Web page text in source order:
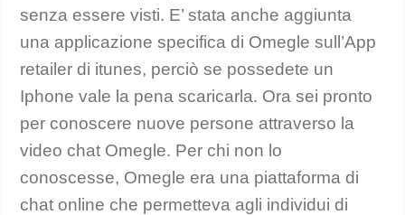
senza essere visti. E’ stata anche aggiunta
una applicazione specifica di Omegle sull’App
retailer di itunes, perciò se possedete un
Iphone vale la pena scaricarla. Ora sei pronto
per conoscere nuove persone attraverso la
video chat Omegle. Per chi non lo
conoscesse, Omegle era una piattaforma di
chat online che permetteva agli individui di